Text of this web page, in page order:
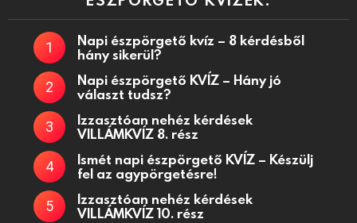
Napi észpörgető kvíz – 8 kérdésből
hány sikerül?
Napi észpörgető KVÍZ – Hány jó
választ tudsz?
Izzasztóan nehéz kérdések
VILLÁMKVÍZ 8. rész
Ismét napi észpörgető KVÍZ – Készülj
fel az agypörgetésre!
Izzasztóan nehéz kérdések
VILLÁMKVÍZ 10. rész